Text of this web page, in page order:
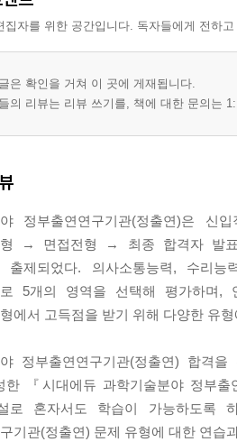
집자를 위한 공간입니다. 독자들에게 전하
은 확인을 거쳐 이 곳에 게재됩니다.
의 리뷰는 리뷰 쓰기를, 책에 대한 문의는
야 정부출연연구기관(정출연)은
형 → 면접전형 → 최종 합격자 발표
출제되었다. 의사소통능력, 수리
로 5개의 영역을 선택해 평가하며,
에서 고득점을 받기 위해 다양한 유
야 정부출연연구기관(정출연) 합격
한 『시대에듀 과학기술분야 정부
로 혼자서도 학습이 가능하도록
기관(정출연) 문제 유형에 대한 연습